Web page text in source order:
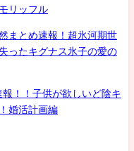
リッフル
まとめ速報！超氷河期世
ったキグナス氷子の愛の
！！子供が欲しいど陰キ
婚活計画編